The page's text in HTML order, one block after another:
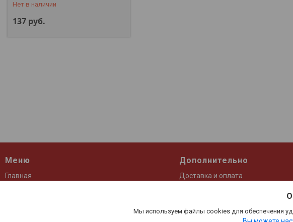
Нет в наличии
137 руб.
Меню
Главная
Дополнительно
Доставка и оплата
Мы используем файлы cookies для обеспечения